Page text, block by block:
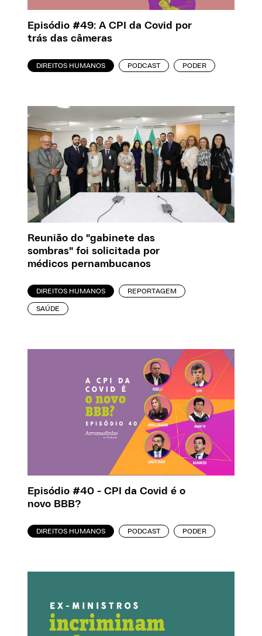
Episódio #49: A CPI da Covid por
trás das câmeras
DIREITOS HUMANOS PODCAST PODER
Reunião do "gabinete das
sombras" foi solicitada por
médicos pernambucanos
DIREITOS HUMANOS REPORTAGEM
SAÚDE
Episódio #40 - CPI da Covid é o
novo BBB?
DIREITOS HUMANOS PODCAST PODER